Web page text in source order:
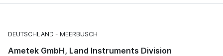
DEUTSCHLAND MEERBUSCH
Ametek GmbH, Land Instruments Division